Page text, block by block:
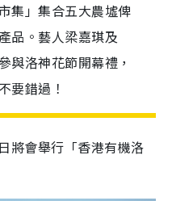
集」集合五大農墟俾
品。藝人梁嘉琪及
與洛神花節開幕禮，
要錯過！
將會舉行「香港有機洛